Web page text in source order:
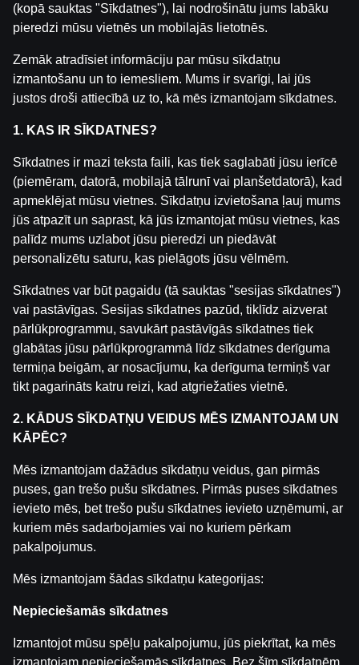
Аtpakaļ
Lietošanas noteikumi
Palīdzības dienests
Spēlē atbildīgi
Affiliates Par mums
Karjera
Medijiem
Sīkdatņu iestatījumi
Uzmanību! Azartspēles var izraisīt atkarību!
Spēlēt atļauts tikai no 18 gadu vecuma.
Lūdzam
spēlēt atbildīgi.
LV-1010 Rīga.
Licencētājs:Izložu un Azartspēļu Uzraudzības
(kopā sauktas "Sīkdatnes"), lai nodrošinātu jums labāku
pieredzi mūsu vietnēs un mobilajās lietotnēs.
Zemāk atradīsiet informāciju par mūsu sīkdatņu
izmantošanu un to iemesliem. Mums ir svarīgi, lai jūs
justos droši attiecībā uz to, kā mēs izmantojam sīkdatnes.
1. KAS IR SĪKDATNES?
Sīkdatnes ir mazi teksta faili, kas tiek saglabāti jūsu ierīcē
(piemēram, datorā, mobilajā tālrunī vai planšetdatorā), kad
apmeklējat mūsu vietnes. Sīkdatņu izvietošana ļauj mums
jūs atpazīt un saprast, kā jūs izmantojat mūsu vietnes, kas
palīdz mums uzlabot jūsu pieredzi un piedāvāt
personalizētu saturu, kas pielāgots jūsu vēlmēm.
Sīkdatnes var būt pagaidu (tā sauktas "sesijas sīkdatnes")
vai pastāvīgas. Sesijas sīkdatnes pazūd, tiklīdz aizverat
pārlūkprogrammu, savukārt pastāvīgās sīkdatnes tiek
glabātas jūsu pārlūkprogrammā līdz sīkdatnes derīguma
termiņa beigām, ar nosacījumu, ka derīguma termiņš var
tikt pagarināts katru reizi, kad atgriežaties vietnē.
2. KĀDUS SĪKDATŅU VEIDUS MĒS IZMANTOJAM UN
KĀPĒC?
Mēs izmantojam dažādus sīkdatņu veidus, gan pirmās
puses, gan trešo pušu sīkdatnes. Pirmās puses sīkdatnes
ievieto mēs, bet trešo pušu sīkdatnes ievieto uzņēmumi, ar
kuriem mēs sadarbojamies vai no kuriem pērkam
pakalpojumus.
Mēs izmantojam šādas sīkdatņu kategorijas:
Nepieciešamās sīkdatnes
Izmantojot mūsu spēļu pakalpojumu, jūs piekrītat, ka mēs
izmantojam nepieciešamās sīkdatnes. Bez šīm sīkdatnēm